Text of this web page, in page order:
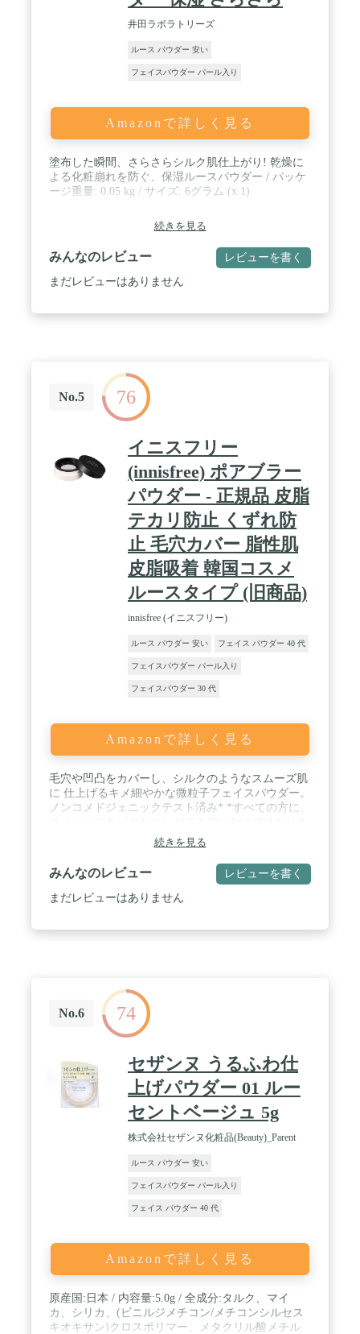
井田ラボラトリーズ
ルース パウダー 安い
フェイスパウダー パール入り
Amazonで詳しく見る
塗布した瞬間、さらさらシルク肌仕上がり! 乾燥に
よる化粧崩れを防ぐ、保湿ルースパウダー / パッケ
ージ重量: 0.05 kg / サイズ: 6グラム (x 1)
続きを見る
みんなのレビュー レビューを書く
まだレビューはありません
No.5 76
イニスフリー
(innisfree) ポアブラー
パウダー - 正規品 皮脂
テカリ防止 くずれ防
止 毛穴カバー 脂性肌
皮脂吸着 韓国コスメ
ルースタイプ (旧商品)
innisfree (イニスフリー)
ルース パウダー 安い フェイス パウダー 40 代
フェイスパウダー パール入り
フェイスパウダー 30 代
Amazonで詳しく見る
毛穴や凹凸をカバーし、シルクのようなスムーズ肌
に 仕上げるキメ細やかな微粒子フェイスパウダー。
ノンコメドジェニックテスト済み* *すべての方に、
続きを見る
みんなのレビュー レビューを書く
まだレビューはありません
No.6 74
セザンヌ うるふわ仕
上げパウダー 01 ルー
セントベージュ 5g
株式会社セザンヌ化粧品(Beauty)_Parent
ルース パウダー 安い
フェイスパウダー パール入り
フェイス パウダー 40 代
Amazonで詳しく見る
原産国:日本 / 内容量:5.0g / 全成分:タルク、マイ
カ、シリカ、(ビニルジメチコン/メチコンシルセス
キオキサン)クロスポリマー、メタクリル酸メチル